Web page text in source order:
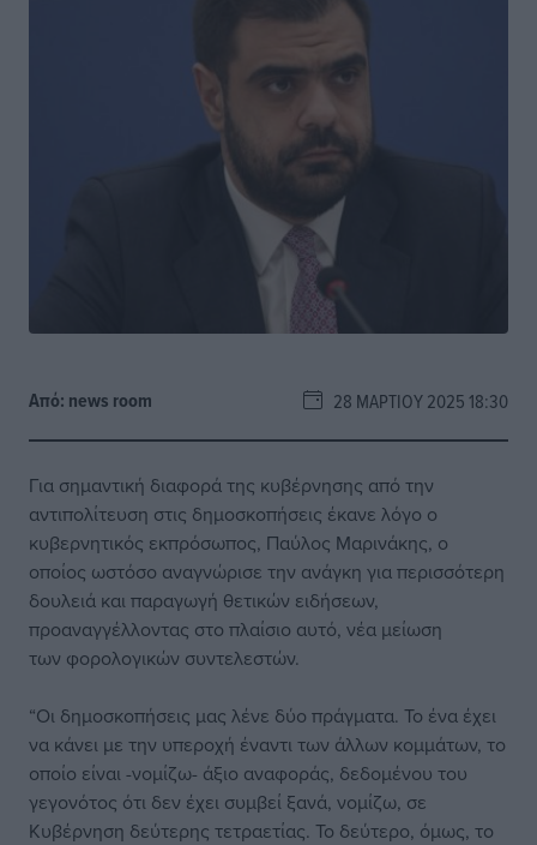
Από: news room 28 ΜΑΡΤΊΟΥ 2025 18:30
Για σημαντική διαφορά της κυβέρνησης από την
αντιπολίτευση στις δημοσκοπήσεις έκανε λόγο ο
κυβερνητικός εκπρόσωπος, Παύλος Μαρινάκης, ο
οποίος ωστόσο αναγνώρισε την ανάγκη για περισσότερη
δουλειά και παραγωγή θετικών ειδήσεων,
προαναγγέλλοντας στο πλαίσιο αυτό, νέα μείωση
των φορολογικών συντελεστών.
“Οι δημοσκοπήσεις μας λένε δύο πράγματα. Το ένα έχει
να κάνει με την υπεροχή έναντι των άλλων κομμάτων, το
οποίο είναι -νομίζω- άξιο αναφοράς, δεδομένου του
γεγονότος ότι δεν έχει συμβεί ξανά, νομίζω, σε
Κυβέρνηση δεύτερης τετραετίας. Το δεύτερο, όμως, το